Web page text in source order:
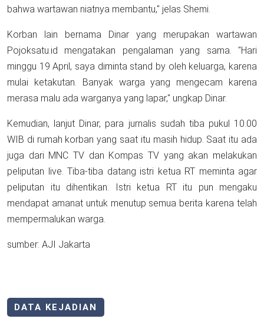
bahwa wartawan niatnya membantu," jelas Shemi.
Korban lain bernama Dinar yang merupakan wartawan
Pojoksatu.id mengatakan pengalaman yang sama. "Hari
minggu 19 April, saya diminta stand by oleh keluarga, karena
mulai ketakutan. Banyak warga yang mengecam karena
merasa malu ada warganya yang lapar," ungkap Dinar.
Kemudian, lanjut Dinar, para jurnalis sudah tiba pukul 10.00
WIB di rumah korban yang saat itu masih hidup. Saat itu ada
juga dari MNC TV dan Kompas TV yang akan melakukan
peliputan live. Tiba-tiba datang istri ketua RT meminta agar
peliputan itu dihentikan. Istri ketua RT itu pun mengaku
mendapat amanat untuk menutup semua berita karena telah
mempermalukan warga.
sumber: AJI Jakarta
DATA KEJADIAN